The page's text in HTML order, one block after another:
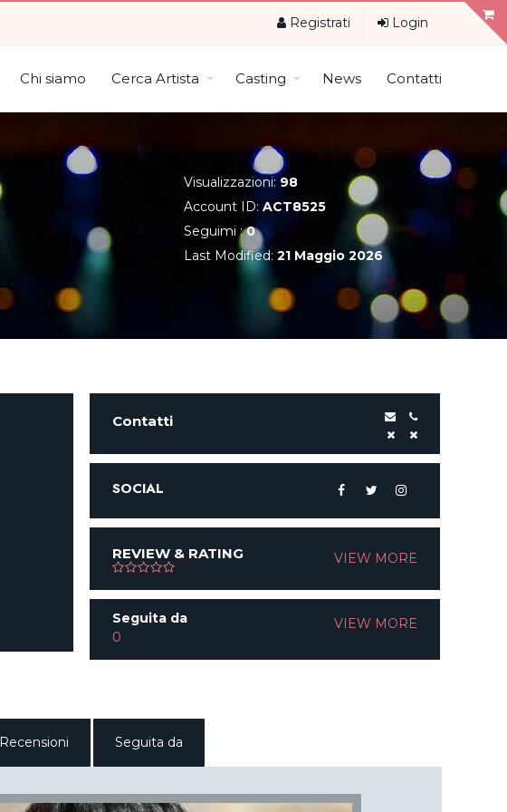
Registrati Login
Chi siamo Cerca Artista Casting News Contatti
Visualizzazioni:98
Account ID: ACT8525
Seguimi :0
Last Modified: 21 Maggio 2026
Contatti
SOCIAL
REVIEW & RATING VIEW MORE
Seguita da
0
VIEW MORE
Recensioni Seguita da